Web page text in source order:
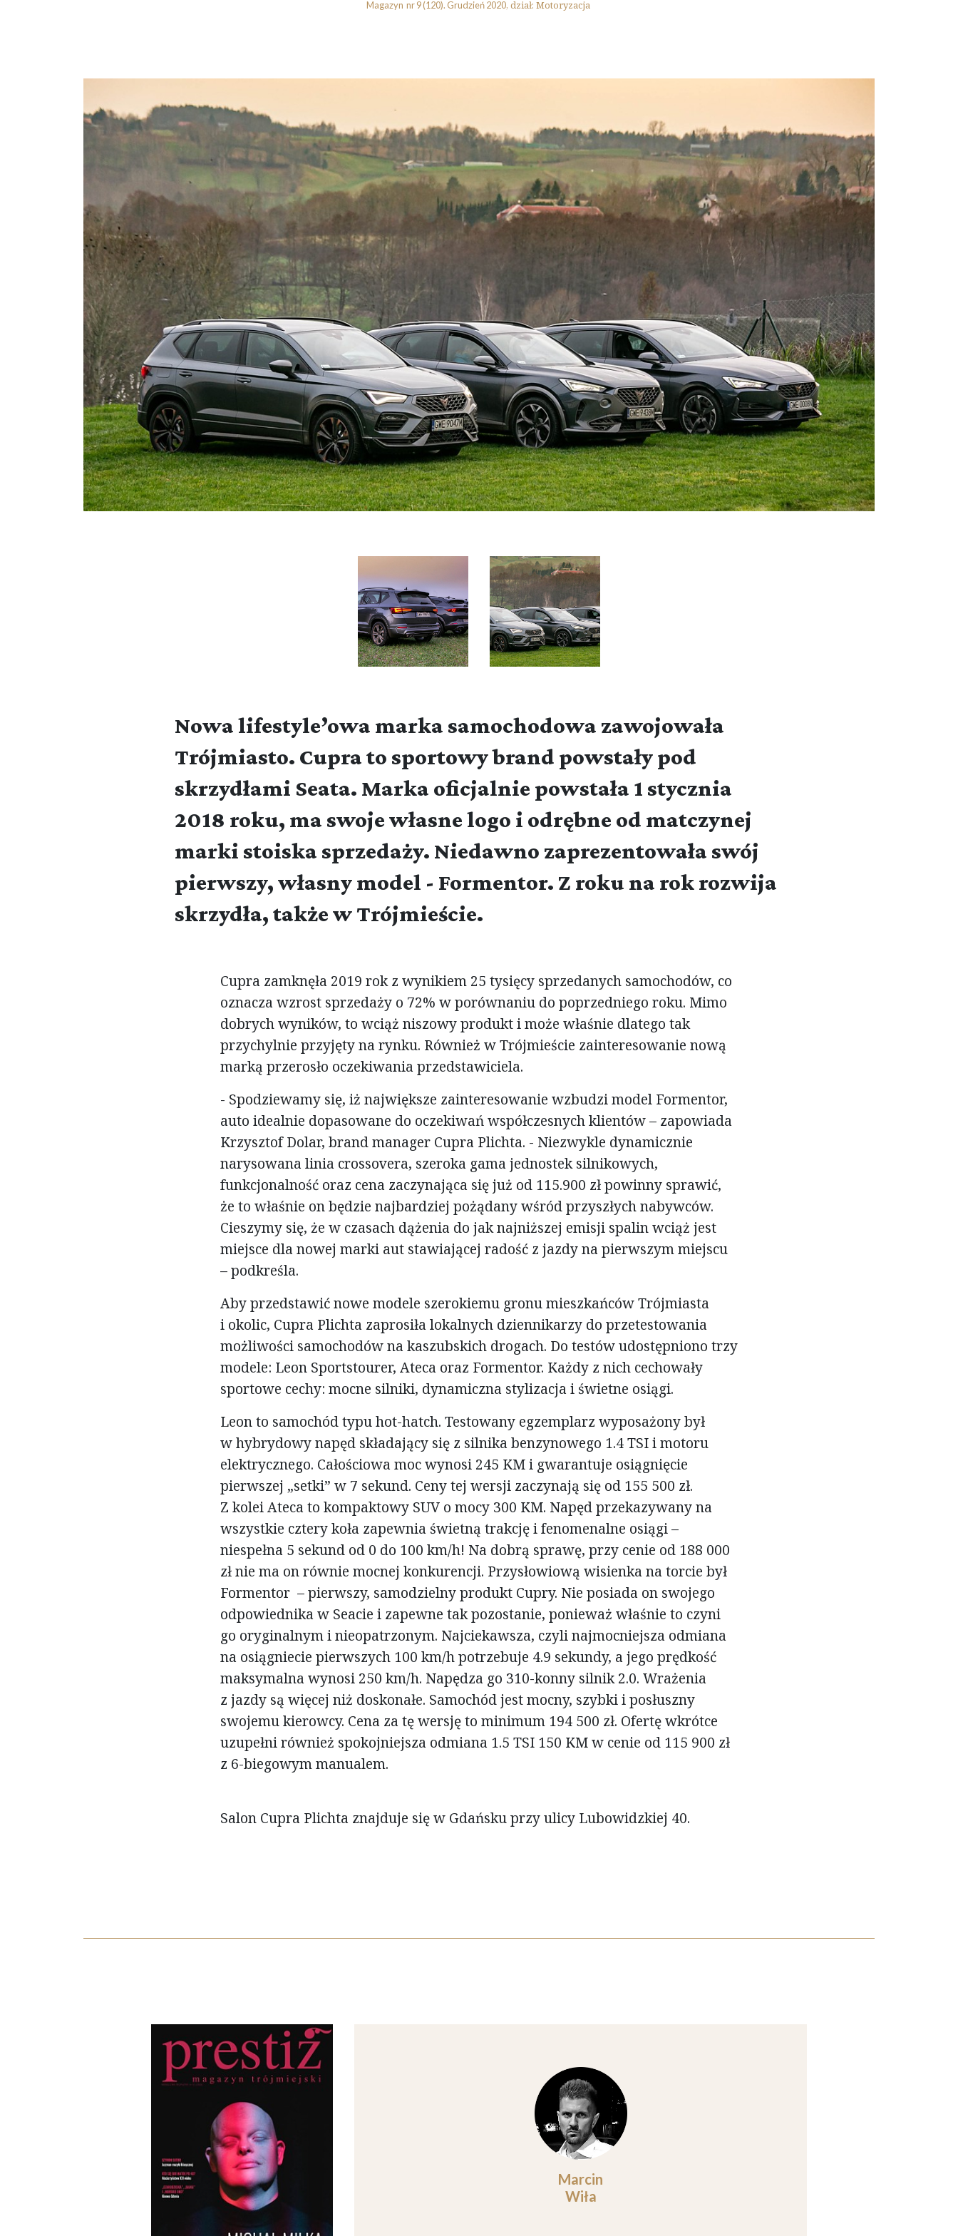
Magazyn nr 9 (120). Grudzień 2020 Motoryzacja
Nowa lifestyle’owa marka samochodowa zawojowała
Trójmiasto. Cupra to sportowy brand powstały pod
skrzydłami Seata. Marka oficjalnie powstała 1 stycznia
2018 roku, ma swoje własne logo i odrębne od matczynej
marki stoiska sprzedaży. Niedawno zaprezentowała swój
pierwszy, własny model - Formentor. Z roku na rok rozwija
skrzydła, także w Trójmieście.
Cupra zamknęła 2019 rok z wynikiem 25 tysięcy sprzedanych samochodów, co
oznacza wzrost sprzedaży o 72% w porównaniu do poprzedniego roku. Mimo
dobrych wyników, to wciąż niszowy produkt i może właśnie dlatego tak
przychylnie przyjęty na rynku. Również w Trójmieście zainteresowanie nową
marką przerosło oczekiwania przedstawiciela.
- Spodziewamy się, iż największe zainteresowanie wzbudzi model Formentor,
auto idealnie dopasowane do oczekiwań współczesnych klientów – zapowiada
Krzysztof Dolar, brand manager Cupra Plichta. - Niezwykle dynamicznie
narysowana linia crossovera, szeroka gama jednostek silnikowych,
funkcjonalność oraz cena zaczynająca się już od 115.900 zł powinny sprawić,
że to właśnie on będzie najbardziej pożądany wśród przyszłych nabywców.
Cieszymy się, że w czasach dążenia do jak najniższej emisji spalin wciąż jest
miejsce dla nowej marki aut stawiającej radość z jazdy na pierwszym miejscu
– podkreśla.
Aby przedstawić nowe modele szerokiemu gronu mieszkańców Trójmiasta
i okolic, Cupra Plichta zaprosiła lokalnych dziennikarzy do przetestowania
możliwości samochodów na kaszubskich drogach. Do testów udostępniono trzy
modele: Leon Sportstourer, Ateca oraz Formentor. Każdy z nich cechowały
sportowe cechy: mocne silniki, dynamiczna stylizacja i świetne osiągi.
Leon to samochód typu hot-hatch. Testowany egzemplarz wyposażony był
w hybrydowy napęd składający się z silnika benzynowego 1.4 TSI i motoru
elektrycznego. Całościowa moc wynosi 245 KM i gwarantuje osiągnięcie
pierwszej „setki” w 7 sekund. Ceny tej wersji zaczynają się od 155 500 zł.
Z kolei Ateca to kompaktowy SUV o mocy 300 KM. Napęd przekazywany na
wszystkie cztery koła zapewnia świetną trakcję i fenomenalne osiągi –
niespełna 5 sekund od 0 do 100 km/h! Na dobrą sprawę, przy cenie od 188 000
zł nie ma on równie mocnej konkurencji. Przysłowiową wisienka na torcie był
Formentor – pierwszy, samodzielny produkt Cupry. Nie posiada on swojego
odpowiednika w Seacie i zapewne tak pozostanie, ponieważ właśnie to czyni
go oryginalnym i nieopatrzonym. Najciekawsza, czyli najmocniejsza odmiana
na osiągniecie pierwszych 100 km/h potrzebuje 4.9 sekundy, a jego prędkość
maksymalna wynosi 250 km/h. Napędza go 310-konny silnik 2.0. Wrażenia
z jazdy są więcej niż doskonałe. Samochód jest mocny, szybki i posłuszny
swojemu kierowcy. Cena za tę wersję to minimum 194 500 zł. Ofertę wkrótce
uzupełni również spokojniejsza odmiana 1.5 TSI 150 KM w cenie od 115 900 zł
z 6-biegowym manualem.
Salon Cupra Plichta znajduje się w Gdańsku przy ulicy Lubowidzkiej 40.
Marcin
Wiła